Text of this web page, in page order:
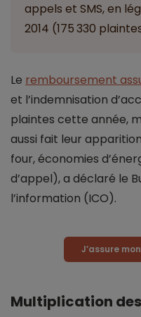
appels et SMS, en
2014 (175 330
Le remboursement
et l’indemnisation
plaintes cette année,
aussi fait leur
four, économies
d’appel), a déclaré le
l’information (ICO).
J’assure
Multiplication